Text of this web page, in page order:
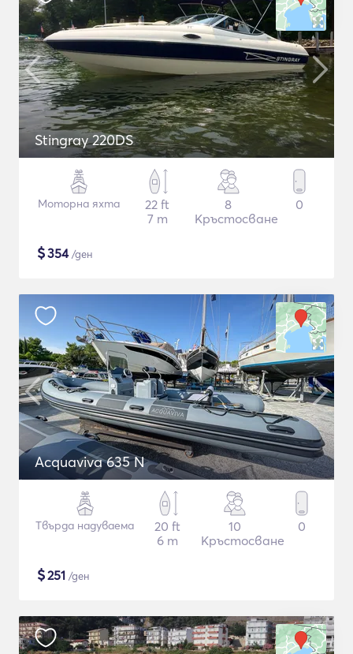
Stingray 220DS
Моторна яхта
22 ft
7 m
8
Кръстосване
0
$354/ден
Acquaviva 635 N
Твърда надуваема
20 ft
6 m
10
Кръстосване
0
$251 /ден